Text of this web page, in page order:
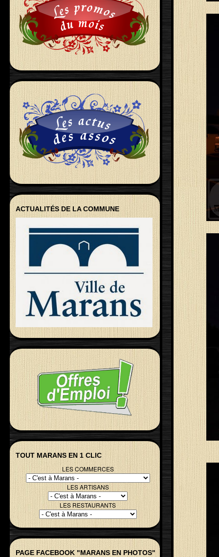
ACTUALITÉS DE LA COMMUNE
TOUT MARANS EN 1 CLIC
LES COMMERCES
LES ARTISANS
LES RESTAURANTS
PAGE FACEBOOK "MARANS EN PHOTOS"